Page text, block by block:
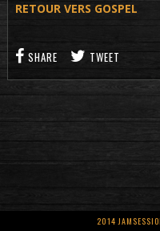
RETOUR VERS GOSPEL
SHARE TWEET
2014